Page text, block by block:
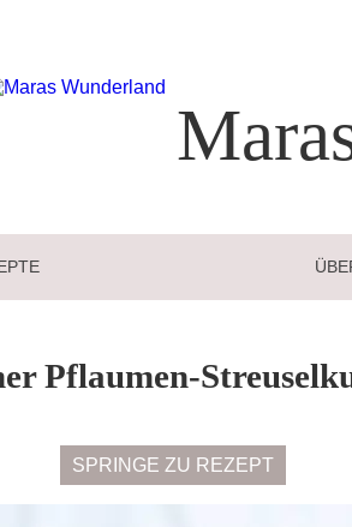
Pflaumen-
SPRINGE ZU REZEPT